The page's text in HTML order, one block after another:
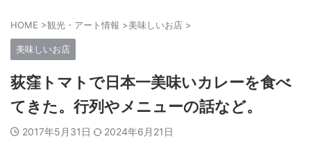
HOME >観光・アート情報 >美味しいお店 >
美味しいお店
荻窪トマトで日本一美味いカレーを食べ
てきた。行列やメニューの話など。
2017年5月31日 2024年6月21日